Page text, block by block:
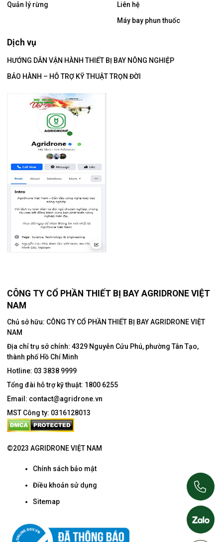
Quản lý rừng
Dịch vụ
HƯỚNG DẪN VẬN HÀNH THIẾT BỊ BAY NÔNG NGHIỆP
BẢO HÀNH – HỖ TRỢ KỸ THUẬT TRỌN ĐỜI
Liên hệ
Máy bay phun thuốc
CÔNG TY CỔ PHẦN THIẾT BỊ BAY AGRIDRONE VIỆT
NAM
Chủ sở hữu: CÔNG TY CỔ PHẦN THIẾT BỊ BAY AGRIDRONE VIỆT
NAM
Địa chỉ trụ sở chính: 4329 Nguyễn Cửu Phú, phường Tân Tạo,
thành phố Hồ Chí Minh
Hotline: 03 3838 9999
Tổng đài hỗ trợ kỹ thuật: 1800 6255
Email: contact@agridrone.vn
MST Công ty: 0316128013
©2023 AGRIDRONE VIỆT NAM
Chính sách bảo mật
Điều khoản sử dụng
Sitemap